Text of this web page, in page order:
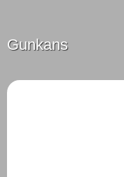
Gunkans